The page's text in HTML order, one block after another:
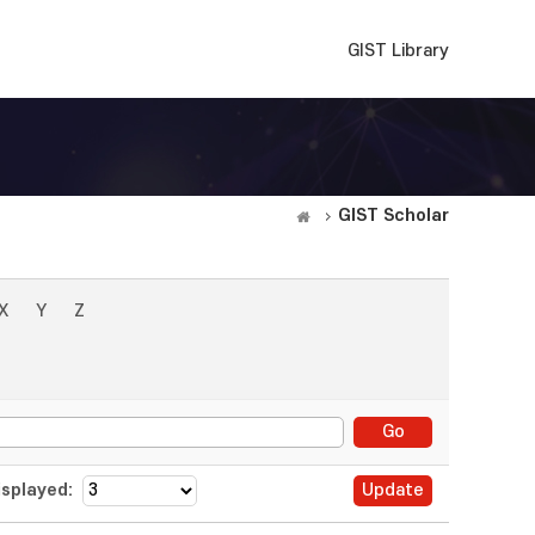
GIST Library
GIST Scholar
Y Z